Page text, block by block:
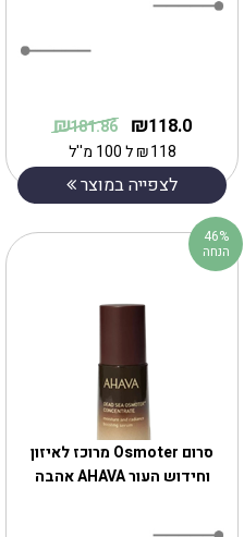
118.0
₪
181.86
₪
118
₪ל 100 מ''ל
לצפייה במוצר
‎סרוםOsmoter ‎ מרוכז לאיזון
וחידוש העור AHAVA אהבה
46%
הנחה